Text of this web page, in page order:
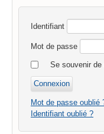
Identifiant
Mot de passe
Se souvenir de
Mot de passe oublié
Identifiant oublié ?